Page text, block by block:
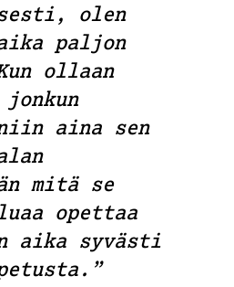
olen
paljon
ollaan
aina sen
mitä se
opettaa
aika syvästi